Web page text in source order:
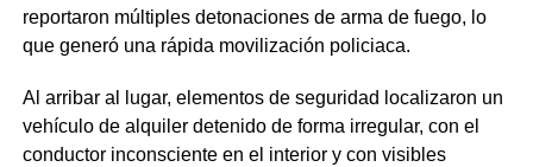
reportaron múltiples detonaciones de arma de fuego, lo
que generó una rápida movilización policiaca.
Al arribar al lugar, elementos de seguridad localizaron un
vehículo de alquiler detenido de forma irregular, con el
conductor inconsciente en el interior y con visibles